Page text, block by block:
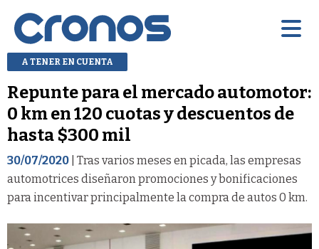
A TENER EN CUENTA
Repunte para el mercado automotor:
0 km en 120 cuotas y descuentos de
hasta $300 mil
30/07/2020 | Tras varios meses en picada, las empresas
automotrices diseñaron promociones y bonificaciones
para incentivar principalmente la compra de autos 0 km.